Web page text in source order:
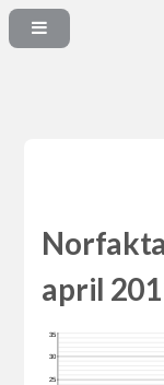
april
25
30
35